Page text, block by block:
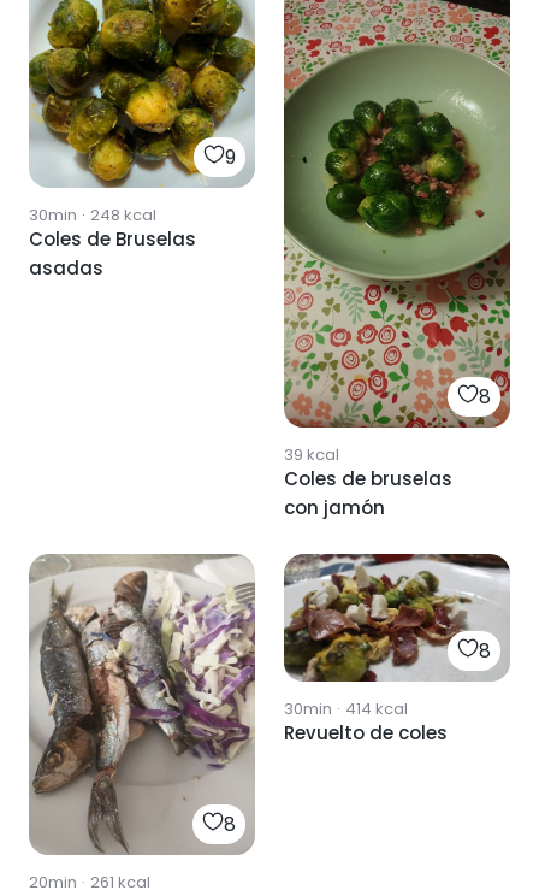
9
30min · 248 kcal
Coles de Bruselas
asadas
8
39 kcal
Coles de bruselas
con jamón
8
20min · 261 kcal
8
30min · 414 kcal
Revuelto de coles